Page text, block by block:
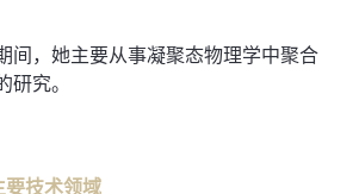
间，她主要从事凝聚态物理学中聚合
研究。
要技术领域